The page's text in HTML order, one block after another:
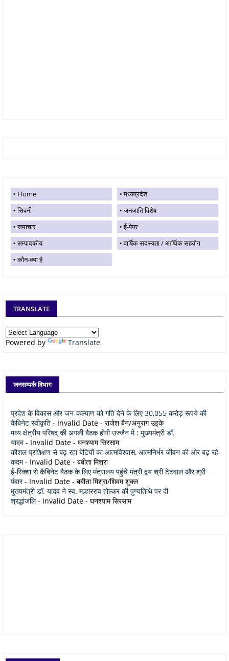
Home
मध्यप्रदेश
सिवनी
जनजाति विशेष
समाचार
ई-पेपर
सम्पादकीय
वार्षिक सदस्यता / आर्थिक सहयोग
कौन-क्या है
TRANSLATE
Powered by Translate
जनसम्पर्क विभाग
प्रदेश के विकास और जन-कल्याण को गति देने के लिए 30,055 करोड़ रूपये की
कैबिनेट स्वीकृति - Invalid Date - राजेश बैन/अनुराग उइके
मध्य क्षेत्रीय परिषद् की अगली बैठक होगी उज्जैन में : मुख्यमंत्री डॉ.
यादव - Invalid Date - घनश्याम सिरसाम
कौशल प्रशिक्षण से बढ़ रहा बेटियों का आत्मविश्वास, आत्मनिर्भर जीवन की ओर बढ़ रहे
कदम- Invalid Date - बबीता मिश्रा
ई-रिक्शा से कैबिनेट बैठक के लिए मंत्रालय पहुंचे मंत्री द्वय श्री टेटवाल और श्री
पंवार- Invalid Date - बबीता मिश्रा/शिवम शुक्ल
मुख्यमंत्री डॉ. यादव ने स्व. मल्हारराव होल्कर की पुण्यतिथि पर दी
श्रद्धांजलि- Invalid Date - घनश्याम सिरसाम